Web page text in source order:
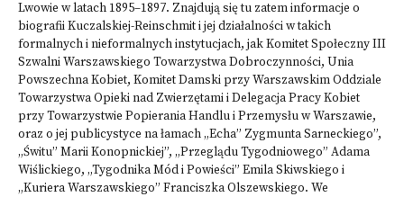
Lwowie w latach 1895–1897. Znajdują się tu zatem informacje o
biografii Kuczalskiej-Reinschmit i jej działalności w takich
formalnych i nieformalnych instytucjach, jak Komitet Społeczny III
Szwalni Warszawskiego Towarzystwa Dobroczynności, Unia
Powszechna Kobiet, Komitet Damski przy Warszawskim Oddziale
Towarzystwa Opieki nad Zwierzętami i Delegacja Pracy Kobiet
przy Towarzystwie Popierania Handlu i Przemysłu w Warszawie,
oraz o jej publicystyce na łamach „Echa” Zygmunta Sarneckiego”,
„Świtu” Marii Konopnickiej”, „Przeglądu Tygodniowego” Adama
Wiślickiego, „Tygodnika Mód i Powieści” Emila Skiwskiego i
„Kuriera Warszawskiego” Franciszka Olszewskiego. We